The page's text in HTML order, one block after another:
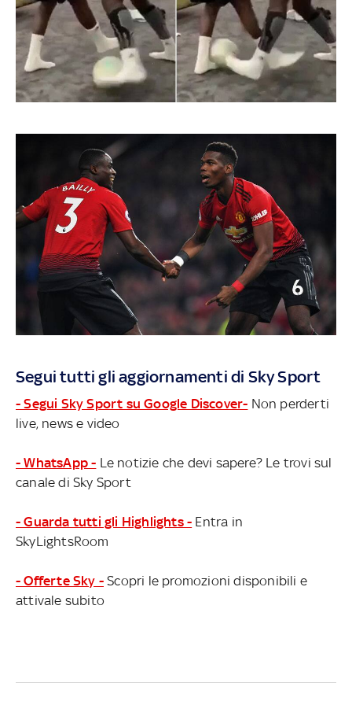
Segui tutti gli aggiornamenti di Sky Sport
- Segui Sky Sport su Google Discover- Non perderti
live, news e video
- WhatsApp - Le notizie che devi sapere? Le trovi sul
canale di Sky Sport
- Guarda tutti gli Highlights - Entra in
SkyLightsRoom
- Offerte Sky - Scopri le promozioni disponibili e
attivale subito